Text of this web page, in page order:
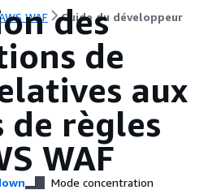
WAF Guide du développeur
des
de
aux
de règles
WAF
Mode concentration